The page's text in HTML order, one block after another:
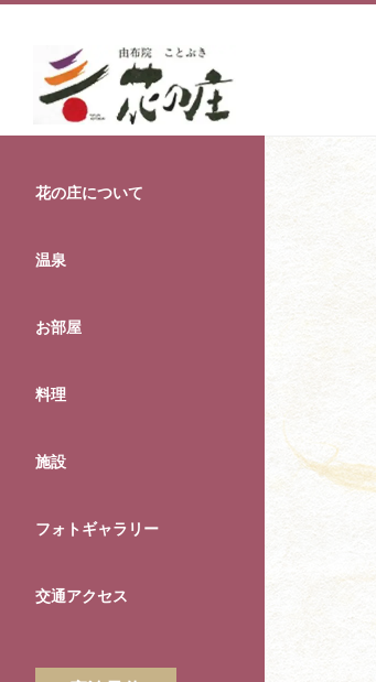
花の庄について
温泉
お部屋
料理
施設
フォトギャラリー
交通アクセス